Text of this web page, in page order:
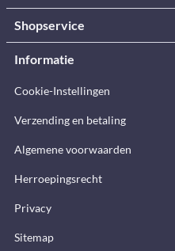
Shopservice
Informatie
Cookie-Instellingen
Verzending en betaling
Algemene voorwaarden
Herroepingsrecht
Privacy
Sitemap